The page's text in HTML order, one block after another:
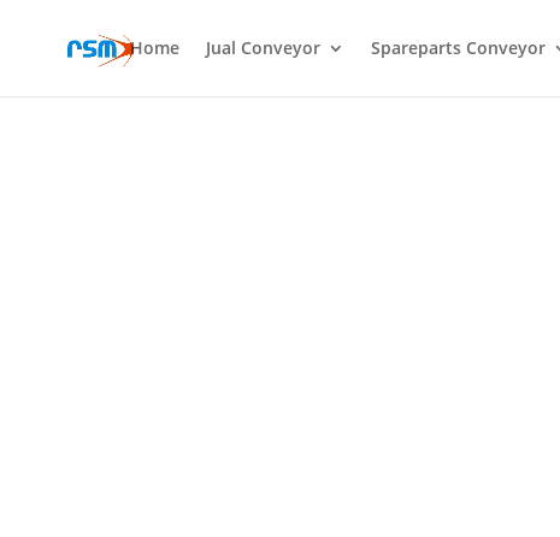
Home Jual Conveyor Spareparts Conveyor